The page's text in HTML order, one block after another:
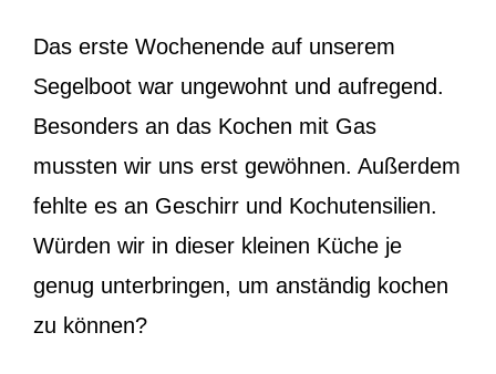
Das erste Wochenende auf unserem
Segelboot war ungewohnt und aufregend.
Besonders an das Kochen mit Gas
mussten wir uns erst gewöhnen. Außerdem
fehlte es an Geschirr und Kochutensilien.
Würden wir in dieser kleinen Küche je
genug unterbringen, um anständig kochen
zu können?